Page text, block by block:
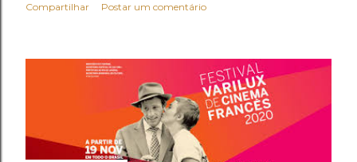
Compartilhar Postar um comentário